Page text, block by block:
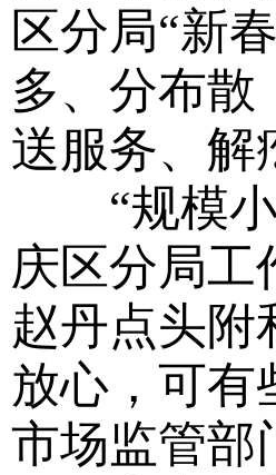
区分局“新
多、分布散
送服务、解
“规模小
庆区分局工
赵丹点头附
放心，可有
市场监管部